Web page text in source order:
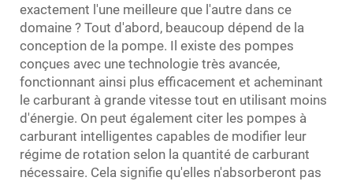
exactement l'une meilleure que l'autre dans ce
domaine ? Tout d'abord, beaucoup dépend de la
conception de la pompe. Il existe des pompes
conçues avec une technologie très avancée,
fonctionnant ainsi plus efficacement et acheminant
le carburant à grande vitesse tout en utilisant moins
d'énergie. On peut également citer les pompes à
carburant intelligentes capables de modifier leur
régime de rotation selon la quantité de carburant
nécessaire. Cela signifie qu'elles n'absorberont pas